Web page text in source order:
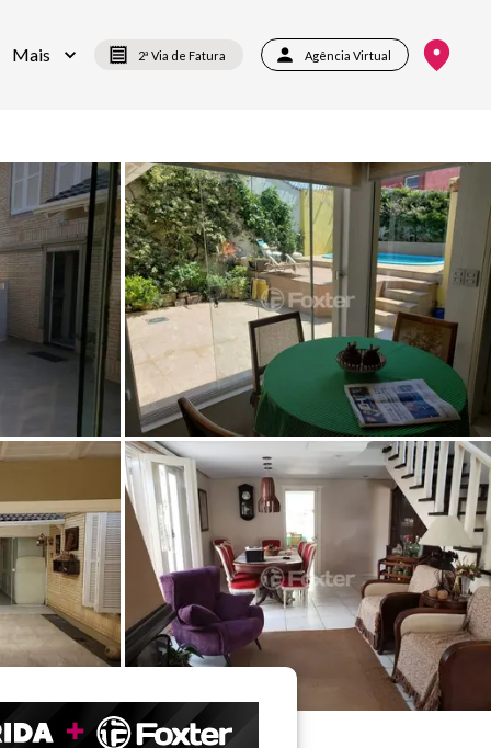
Mais 2ª Via de Fatura Agência Virtual